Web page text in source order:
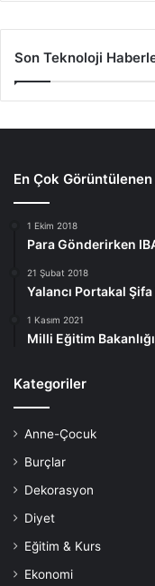
Son Teknoloji
En Çok
1 Ekim 2018
Para Gönderirken
21 Şubat 2018
Yalancı Portakal Şifa
1 Kasım 2021
Milli Eğitim
Kategoriler
Anne-Çocuk
Burçlar
Dekorasyon
Diyet
Eğitim & Kurs
Ekonomi